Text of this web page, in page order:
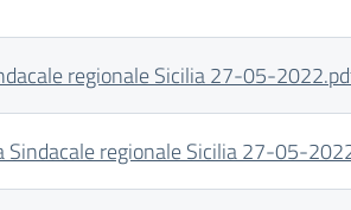
regionale Sicilia 27-05-
Sindacale regionale Sicilia 27-05-